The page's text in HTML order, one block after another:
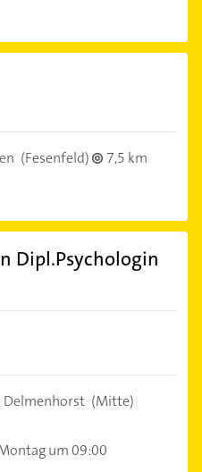
(Fesenfeld)
7,5 km
Dipl.Psychologin
Delmenhorst (Mitte)
um 09:00